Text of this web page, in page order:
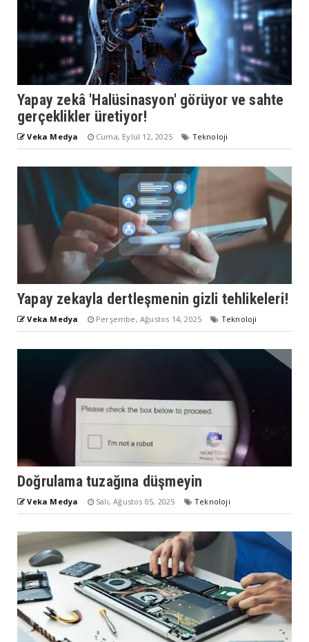
Yapay zekâ 'Halüsinasyon' görüyor ve sahte
gerçeklikler üretiyor!
Veka Medya Cuma, Eylül 12, 2025 Teknoloji
Yapay zekayla dertleşmenin gizli tehlikeleri!
Veka Medya Perşembe, Ağustos 14, 2025 Teknoloji
Doğrulama tuzağına düşmeyin
Veka Medya Salı, Ağustos 05, 2025 Teknoloji